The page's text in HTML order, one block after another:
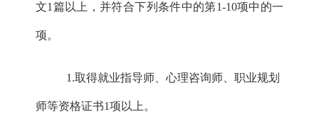
文1篇以上，并符合下列条件中的第1-10项中的一
项。
1.取得就业指导师、心理咨询师、职业规划
师等资格证书1项以上。